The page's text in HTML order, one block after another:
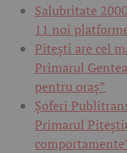
Salubritate
11 noi
Pitești are cel
Primarul
pentru oraș”
Șoferi
Primarul